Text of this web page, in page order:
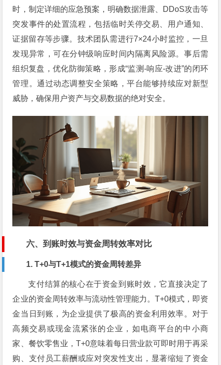
时，制定详细的应急预案，明确数据泄露、DDoS攻击等
突发事件的处置流程，包括临时关停交易、用户通知、
证据留存等步骤。技术团队需进行7×24小时监控，一旦
发现异常，可在分钟级响应时间内隔离风险源。事后需
组织复盘，优化防御策略，形成“监测-响应-改进”的闭环
管理。通过动态调整安全策略，平台能够持续应对新型
威胁，确保用户资产与交易数据的绝对安全。
六、到账时效与资金周转效率对比
1. T+0与T+1模式的资金周转差异
支付结算的核心在于资金到账时效，它直接决定了
企业的资金周转效率与流动性管理能力。T+0模式，即资
金当日到账，为企业提供了极高的资金利用效率。对于
高频交易或现金流紧张的企业，如电商平台的中小商
家、餐饮零售业，T+0意味着每日营业款可即时用于再采
购、支付员工薪酬或应对突发性支出，显著缩短了资金